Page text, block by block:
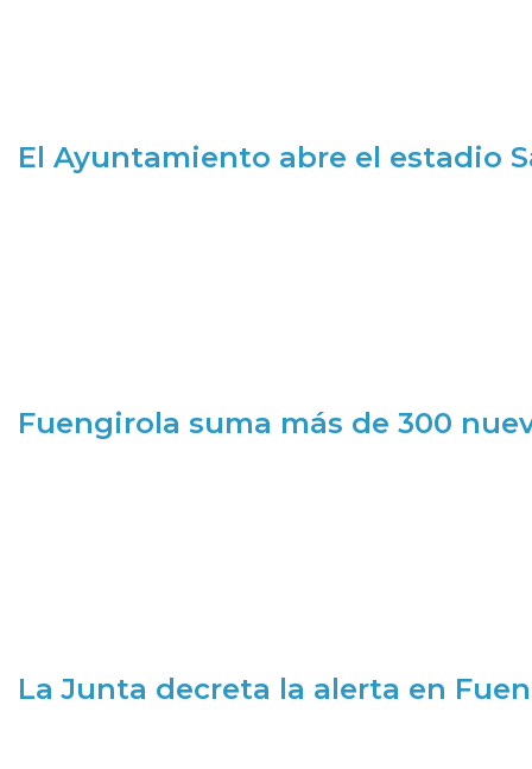
El Ayuntamiento abre el estadio
Fuengirola suma más de 300
La Junta decreta la alerta en